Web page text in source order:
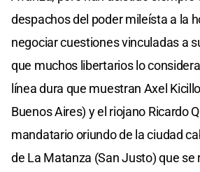
despachos del poder mileísta a la
negociar cuestiones vinculadas a
que muchos libertarios lo
línea dura que muestran Axel
Buenos Aires) y el riojano Ricardo
mandatario oriundo de la ciudad
de La Matanza (San Justo) que se